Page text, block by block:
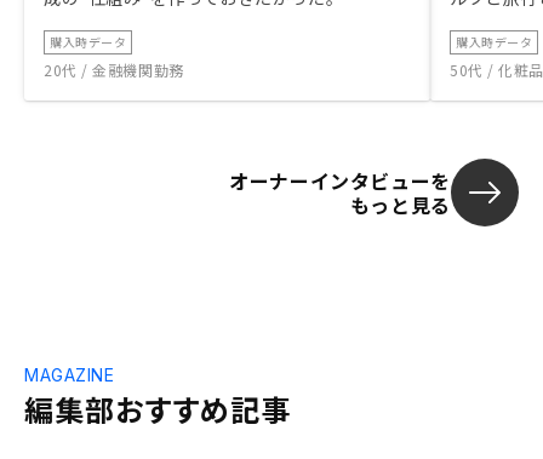
購入時データ
20代 / 金融機関勤務
購入時データ
50代 / 化粧
オーナーインタビューを
もっと見る
編集部おすすめ記事
MAGAZINE